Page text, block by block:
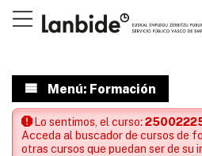
Menú: Formación
Lo sentimos, el curso:
Acceda al buscador de cursos de
otras cursos que puedan ser de su